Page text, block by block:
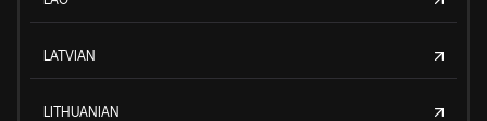
LATVIAN
LITHUANIAN